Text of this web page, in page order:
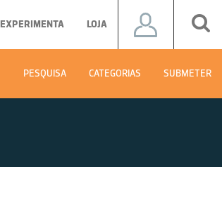
EXPERIMENTA LOJA
PESQUISA CATEGORIAS SUBMETER